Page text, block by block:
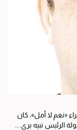
«نعم لا أمل»، كان
الرئيس نبيه بري....